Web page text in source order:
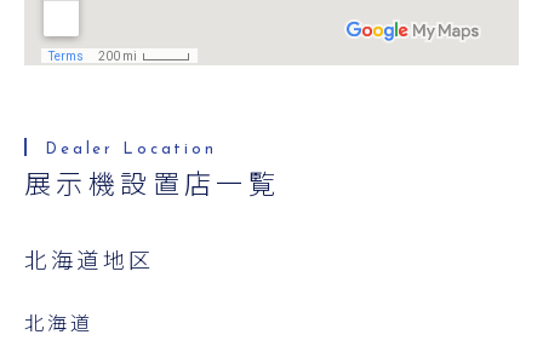
展示機設置店一覧
北海道地区
北海道